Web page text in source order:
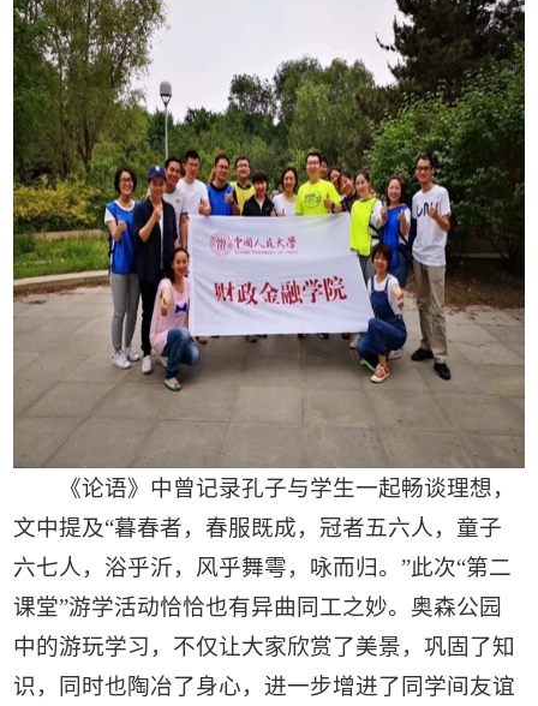
《论语》中曾记录孔子与学生一起畅谈理想，
文中提及“暮春者，春服既成，冠者五六人，童子
六七人，浴乎沂，风乎舞雩，咏而归。”此次“第二
课堂”游学活动恰恰也有异曲同工之妙。奥森公园
中的游玩学习，不仅让大家欣赏了美景，巩固了知
识，同时也陶冶了身心，进一步增进了同学间友谊